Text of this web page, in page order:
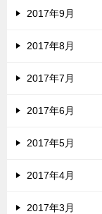
2017年9月
2017年8月
2017年7月
2017年6月
2017年5月
2017年4月
2017年3月